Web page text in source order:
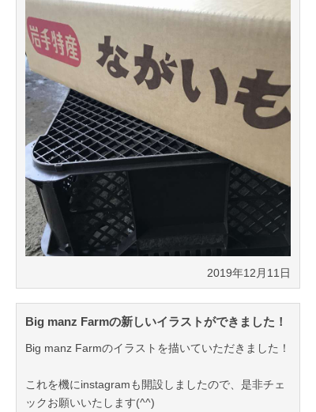
2019年12月11日
Big manz Farmの新しいイラストができました！
Big manz Farmのイラストを描いていただきました！
これを機にinstagramも開設しましたので、是非チェ
ックお願いいたします(^^)